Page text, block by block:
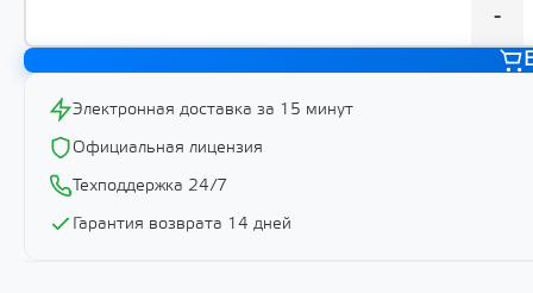
-
Электронная доставка за 15 минут
Официальная лицензия
Техподдержка 24/7
Гарантия возврата 14 дней